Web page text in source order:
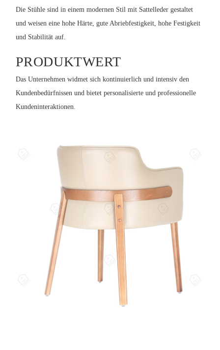
Die Stühle sind in einem modernen Stil mit Sattelleder gestaltet
und weisen eine hohe Härte, gute Abriebfestigkeit, hohe Festigkeit
und Stabilität auf.
PRODUKTWERT
Das Unternehmen widmet sich kontinuierlich und intensiv den
Kundenbedürfnissen und bietet personalisierte und professionelle
Kundeninteraktionen.